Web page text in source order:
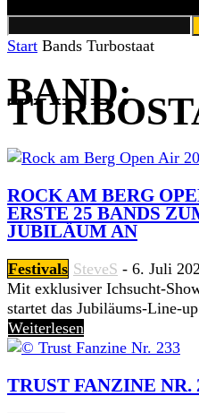
Start Bands Turbostaat
BAND:
ROCK AM BERG
ERSTE 25 BANDS
JUBILÄUM AN
Festivals SteveS - 6. Juli
Mit exklusiver Ichsucht-
startet das Jubiläums-Line-
Weiterlesen
TRUST FANZINE